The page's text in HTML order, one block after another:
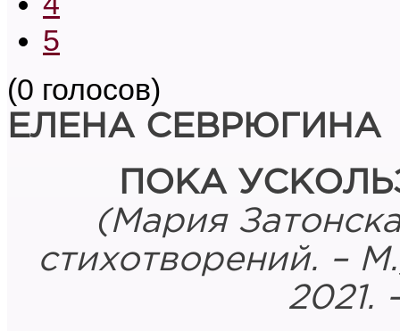
5
(0 голосов)
ЕЛЕНА СЕВРЮГИНА
ПОКА
(Мария
стихотворений. –
2021.